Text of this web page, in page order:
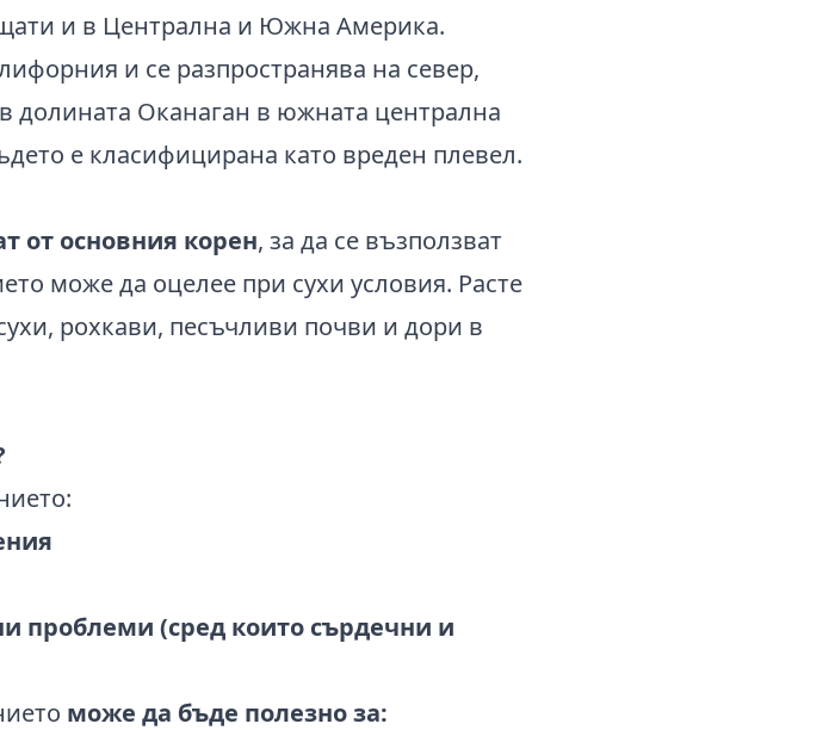
и в Централна и Южна Америка.
и се разпространява на север,
долината Оканаган в южната централна
е класифицирана като вреден плевел.
от основния корен, за да се възползват
може да оцелее при сухи условия. Расте
рохкави, песъчливи почви и дори в
проблеми (сред които сърдечни и
може да бъде полезно за: